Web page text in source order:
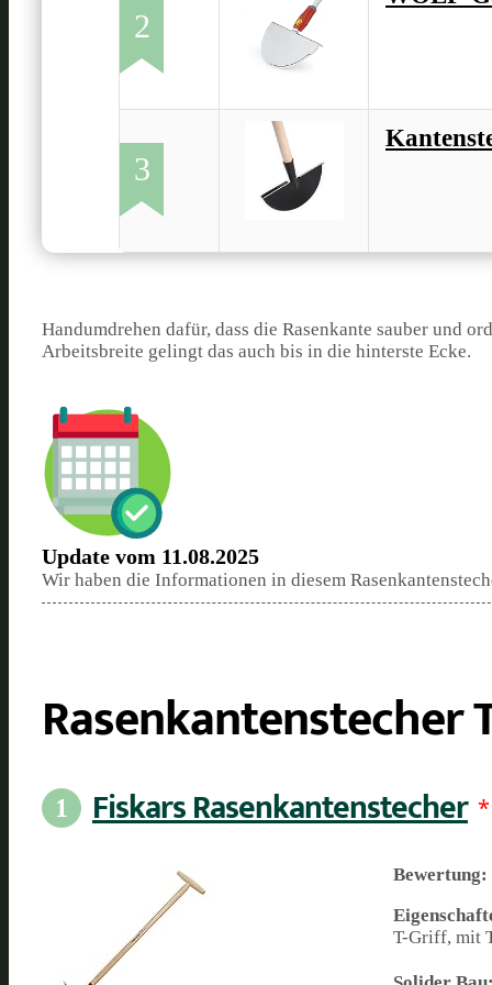
2
3
Handumdrehen dafür, dass die Rasenkante sauber und
Arbeitsbreite gelingt das auch bis in die hinterste Ecke.
Update vom 11.08.2025
Wir haben die Informationen in diesem
Rasenkantenstecher
1 Fiskars Rasenkantenstecher *
Bewertung:
T-Griff, mit